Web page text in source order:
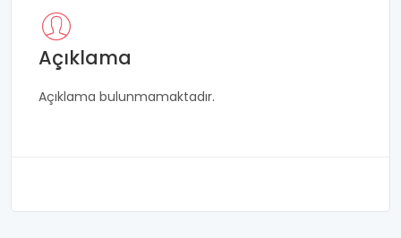
Açıklama
Açıklama bulunmamaktadır.